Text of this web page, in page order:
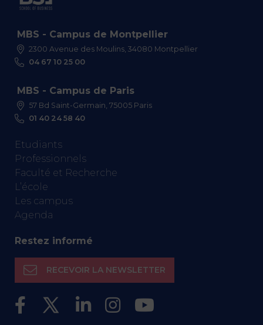
MBS - Campus de Montpellier
2300 Avenue des Moulins, 34080 Montpellier
04 67 10 25 00
MBS - Campus de Paris
57 Bd Saint-Germain, 75005 Paris
01 40 24 58 40
Etudiants
Professionnels
Faculté et Recherche
L’école
Les campus
Agenda
Restez informé
RECEVOIR LA NEWSLETTER